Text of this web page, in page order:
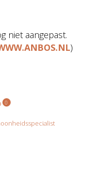
niet aangepast.
)
0